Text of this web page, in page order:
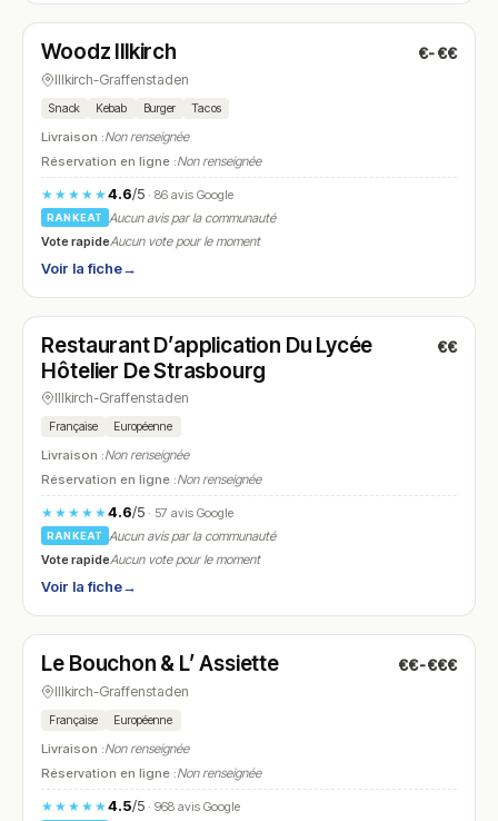
N° 24
Woodz Illkirch €-€€
Illkirch-Graffenstaden
Snack Kebab Burger Tacos
Livraison :Non renseignée
Réservation en ligne :Non renseignée
★★★★★4.6/5· 86 avis Google
RANKEAT
Aucun avis par la communauté
Vote rapideAucun vote pour le moment
Voir la fiche→
N° 25
Restaurant D’application Du Lycée
Hôtelier De Strasbourg
€€
Illkirch-Graffenstaden
Française Européenne
Livraison :Non renseignée
Réservation en ligne :Non renseignée
★★★★★4.6/5· 57 avis Google
RANKEAT
Aucun avis par la communauté
Vote rapideAucun vote pour le moment
Voir la fiche→
N° 26
Le Bouchon & L’ Assiette €€-€€€
Illkirch-Graffenstaden
Française Européenne
Livraison :Non renseignée
Réservation en ligne :Non renseignée
★★★★★4.5/5· 968 avis Google